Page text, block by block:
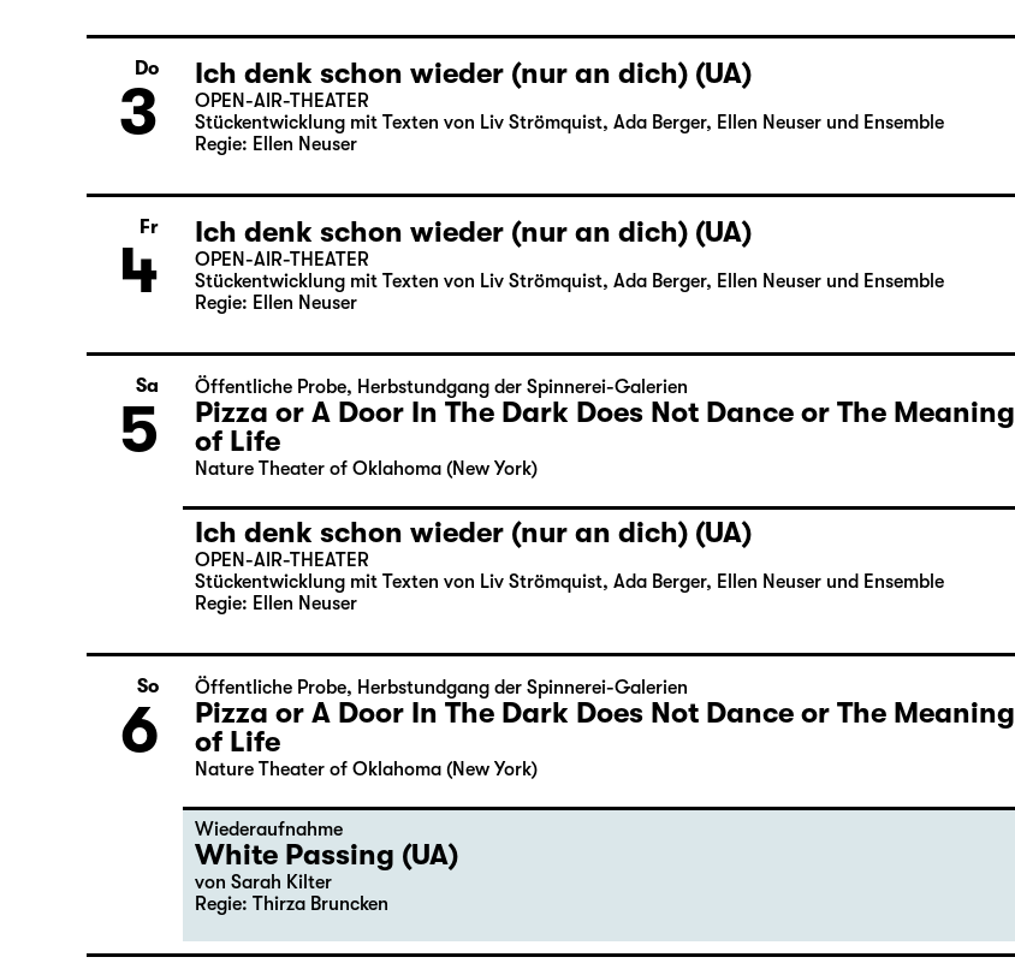
Do
3
Ich denk schon wieder (nur an dich) (UA)
OPEN-AIR-THEATER
Stückentwicklung mit Texten von Liv Strömquist, Ada Berger, Ellen Neuser und Ensemble
Regie: Ellen Neuser
Fr
4
Ich denk schon wieder (nur an dich) (UA)
OPEN-AIR-THEATER
Stückentwicklung mit Texten von Liv Strömquist, Ada Berger, Ellen Neuser und Ensemble
Regie: Ellen Neuser
Sa
5
Öffentliche Probe, Herbstundgang der Spinnerei-Galerien
Pizza or A Door In The Dark Does Not Dance or The Meaning
of Life
Nature Theater of Oklahoma (New York)
Ich denk schon wieder (nur an dich) (UA)
OPEN-AIR-THEATER
Stückentwicklung mit Texten von Liv Strömquist, Ada Berger, Ellen Neuser und Ensemble
Regie: Ellen Neuser
So
6
Öffentliche Probe, Herbstundgang der Spinnerei-Galerien
Pizza or A Door In The Dark Does Not Dance or The Meaning
of Life
Nature Theater of Oklahoma (New York)
Wiederaufnahme
White Passing (UA)
von Sarah Kilter
Regie: Thirza Bruncken